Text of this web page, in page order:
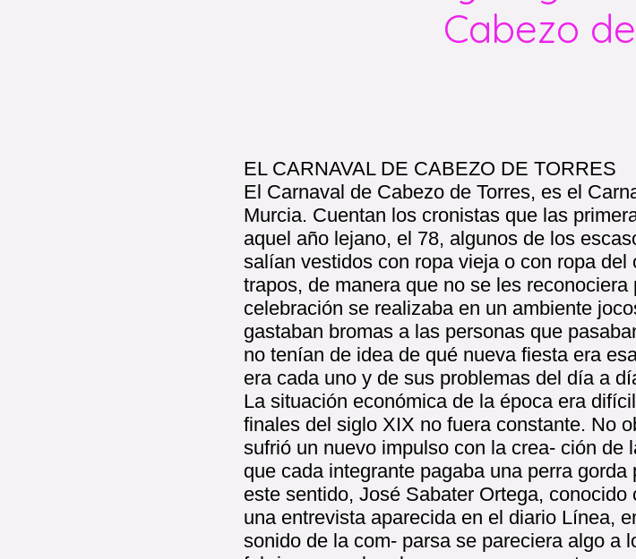
Cabezo
EL CARNAVAL DE CABEZO DE TORRES
El Carnaval de Cabezo de Torres, es el
Murcia. Cuentan los cronistas que las
aquel año lejano, el 78, algunos de los
salían vestidos con ropa vieja o con ropa
trapos, de manera que no se les
celebración se realizaba en un ambiente
gastaban bromas a las personas que
no tenían de idea de qué nueva fiesta era
era cada uno y de sus problemas del día a
La situación económica de la época era
finales del siglo XIX no fuera constante. No
sufrió un nuevo impulso con la crea- ción de
que cada integrante pagaba una perra
este sentido, José Sabater Ortega, conocido
una entrevista aparecida en el diario Línea,
sonido de la com- parsa se pareciera algo a